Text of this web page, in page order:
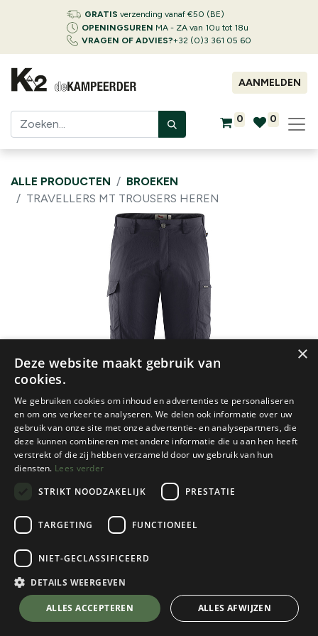
GRATIS verzending vanaf €50 (BE)
OPENINGSUREN MA - ZA van 10u tot 18u
VRAGEN OF ADVIES?+32 (0)3 361 05 60
AANMELDEN
0 0
ALLE PRODUCTEN
BROEKEN
TRAVELLERS MT TROUSERS HEREN
Fjallraven
Travellers MT Trousers Heren
Dark Navy
Kies een maat
💬 Stel je vraag over dit product via WhatsApp
×
Deze website maakt gebruik van
cookies.
We gebruiken cookies om inhoud en advertenties te personaliseren
en om ons verkeer te analyseren. We delen ook informatie over uw
gebruik van onze site met onze advertentie- en analysepartners, die
deze kunnen combineren met andere informatie die u aan hen heeft
verstrekt of die zij hebben verzameld door uw gebruik van hun
diensten. Lees verder
STRIKT NOODZAKELIJK
PRESTATIE
TARGETING FUNCTIONEEL
NIET-GECLASSIFICEERD
DETAILS WEERGEVEN
ALLES ACCEPTEREN ALLES AFWIJZEN